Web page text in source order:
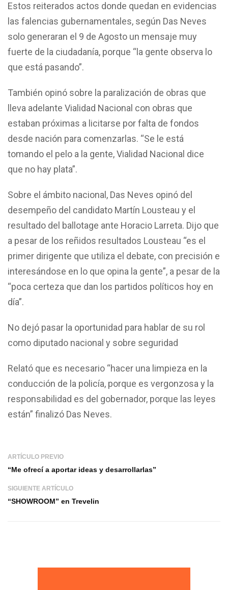
Estos reiterados actos donde quedan en evidencias
las falencias gubernamentales, según Das Neves
solo generaran el 9 de Agosto un mensaje muy
fuerte de la ciudadanía, porque “la gente observa lo
que está pasando”.
También opinó sobre la paralización de obras que
lleva adelante Vialidad Nacional con obras que
estaban próximas a licitarse por falta de fondos
desde nación para comenzarlas. “Se le está
tomando el pelo a la gente, Vialidad Nacional dice
que no hay plata”.
Sobre el ámbito nacional, Das Neves opinó del
desempeño del candidato Martín Lousteau y el
resultado del ballotage ante Horacio Larreta. Dijo que
a pesar de los reñidos resultados Lousteau “es el
primer dirigente que utiliza el debate, con precisión e
interesándose en lo que opina la gente”, a pesar de la
“poca certeza que dan los partidos políticos hoy en
día”.
No dejó pasar la oportunidad para hablar de su rol
como diputado nacional y sobre seguridad
Relató que es necesario “hacer una limpieza en la
conducción de la policía, porque es vergonzosa y la
responsabilidad es del gobernador, porque las leyes
están” finalizó Das Neves.
ARTÍCULO PREVIO
“Me ofrecí a aportar ideas y desarrollarlas”
SIGUIENTE ARTÍCULO
“SHOWROOM” en Trevelin